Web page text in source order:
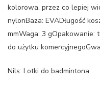
kolorowa, przez co lepiej
nylonBaza: EVADługość
mmWaga: 3 gOpakowanie:
do użytku
Nils: Lotki do badmintona